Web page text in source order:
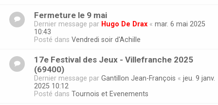
Fermeture le 9 mai
Dernier message par Hugo De Drax « mar. 6 mai 2025
10:43
Posté dans Vendredi soir d'Achille
17e Festival des Jeux - Villefranche 2025
(69400)
Dernier message par Gantillon Jean-François « jeu. 9 janv.
2025 10:12
Posté dans Tournois et Evenements